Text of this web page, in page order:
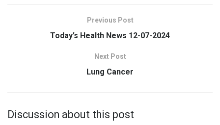
Previous Post
Today’s Health News 12-07-2024
Next Post
Lung Cancer
Discussion about this post